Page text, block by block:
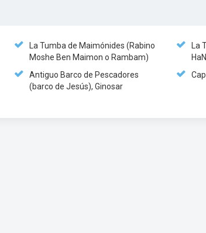
La Tumba de Maimónides (Rabino
Moshe Ben Maimon o Rambam)
La
Antiguo Barco de Pescadores
(barco de Jesús), Ginosar